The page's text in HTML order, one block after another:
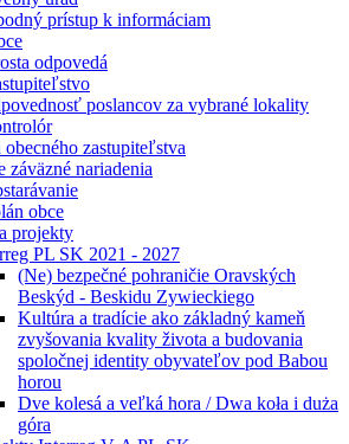
prístup k informáciam
odpovedá
poslancov za vybrané lokality
obecného zastupiteľstva
záväzné nariadenia
obce
projekty
PL SK 2021 - 2027
(Ne) bezpečné pohraničie Oravských
Beskýd - Beskidu Zywieckiego
Kultúra a tradície ako základný kameň
zvyšovania kvality života a budovania
spoločnej identity obyvateľov pod Babou
horou
Dve kolesá a veľká hora / Dwa koła i duża
góra